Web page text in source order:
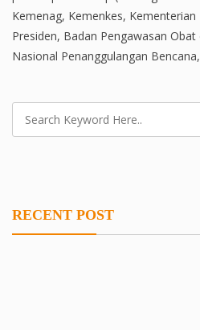
Kemenag, Kemenkes,
Presiden, Badan Pengawasan
Nasional Penanggulangan
RECENT POST